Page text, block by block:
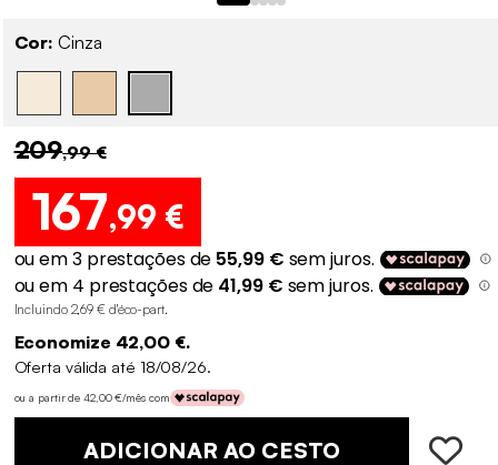
Cor: Cinza
209,99 €
167,99 €
Incluindo 2,69 € d'éco-part.
Economize 42,00 €.
Oferta válida até 18/08/26.
ou a partir de 42,00 €/mês com
ADICIONAR AO CESTO